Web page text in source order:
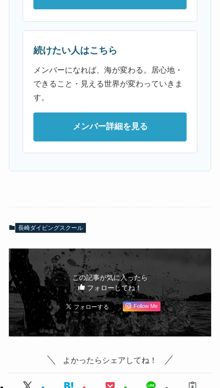
続けたい人はこちら
メンバーになれば、海が変わる。居心地・
できること・見える世界が変わっていきま
す。
メンバー詳細を見る
長崎ダイビングスクール
この記事が気に入ったら
フォローしてね！
Follow Me
よかったらシェアしてね！